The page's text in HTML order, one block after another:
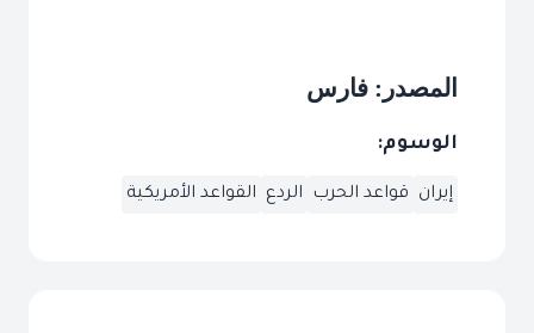
المصدر: فارس
الوسوم:
إيران قواعد الحرب الردع القواعد الأمريكية